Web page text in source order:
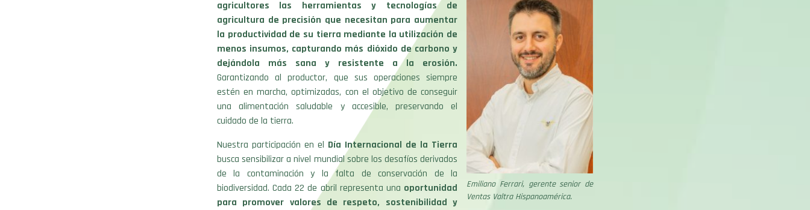
Emiliano Ferrari, gerente senior de
Ventas Valtra Hispanoamérica.
agricultores las herramientas y tecnologías de
agricultura de precisión que necesitan para aumentar
la productividad de su tierra mediante la utilización de
menos insumos, capturando más dióxido de carbono y
dejándola más sana y resistente a la erosión.
Garantizando al productor, que sus operaciones siempre
estén en marcha, optimizadas, con el objetivo de conseguir
una alimentación saludable y accesible, preservando el
cuidado de la tierra.
Nuestra participación en el Día Internacional de la Tierra
busca sensibilizar a nivel mundial sobre los desafíos derivados
de la contaminación y la falta de conservación de la
biodiversidad. Cada 22 de abril representa una oportunidad
para promover valores de respeto, sostenibilidad y